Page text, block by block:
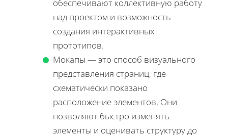
обеспечивают коллективную работу
над проектом и возможность
создания интерактивных
прототипов.
Мокапы — это способ визуального
представления страниц, где
схематически показано
расположение элементов. Они
позволяют быстро изменять
элементы и оценивать структуру до